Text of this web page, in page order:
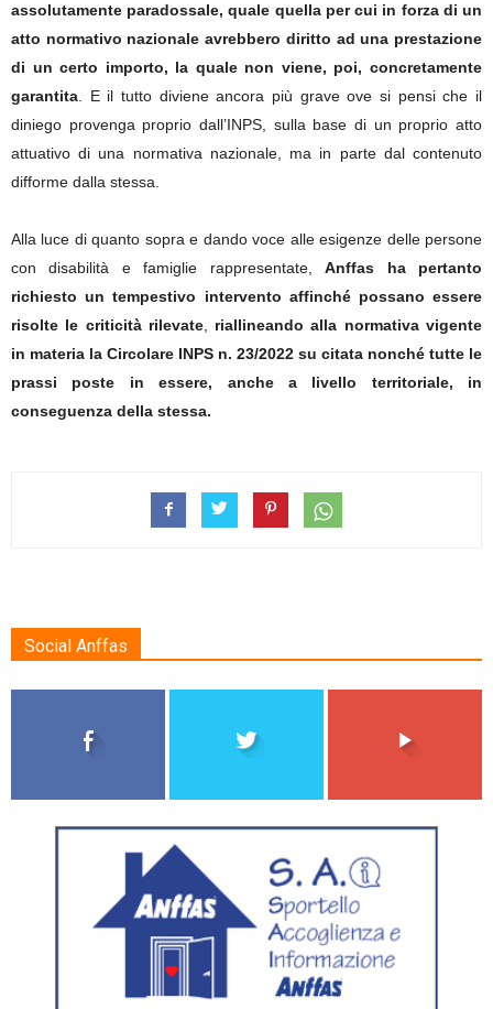
assolutamente paradossale, quale quella per cui in forza di un
atto normativo nazionale avrebbero diritto ad una prestazione
di un certo importo, la quale non viene, poi, concretamente
garantita
E il tutto diviene ancora più grave ove si pensi che il
diniego provenga proprio dall’INPS, sulla base di un proprio atto
attuativo di una normativa nazionale, ma in parte dal contenuto
difforme dalla stessa.
Alla luce di quanto sopra e dando voce alle esigenze delle persone
con disabilità e famiglie rappresentate,Anffas ha pertanto
richiesto un tempestivo intervento affinché possano essere
risolte le criticità rilevate, riallineando alla normativa vigente
in materia la Circolare INPS n. 23/2022 su citata nonché tutte le
prassi poste in essere, anche a livello territoriale, in
conseguenza della stessa.
Social Anffas